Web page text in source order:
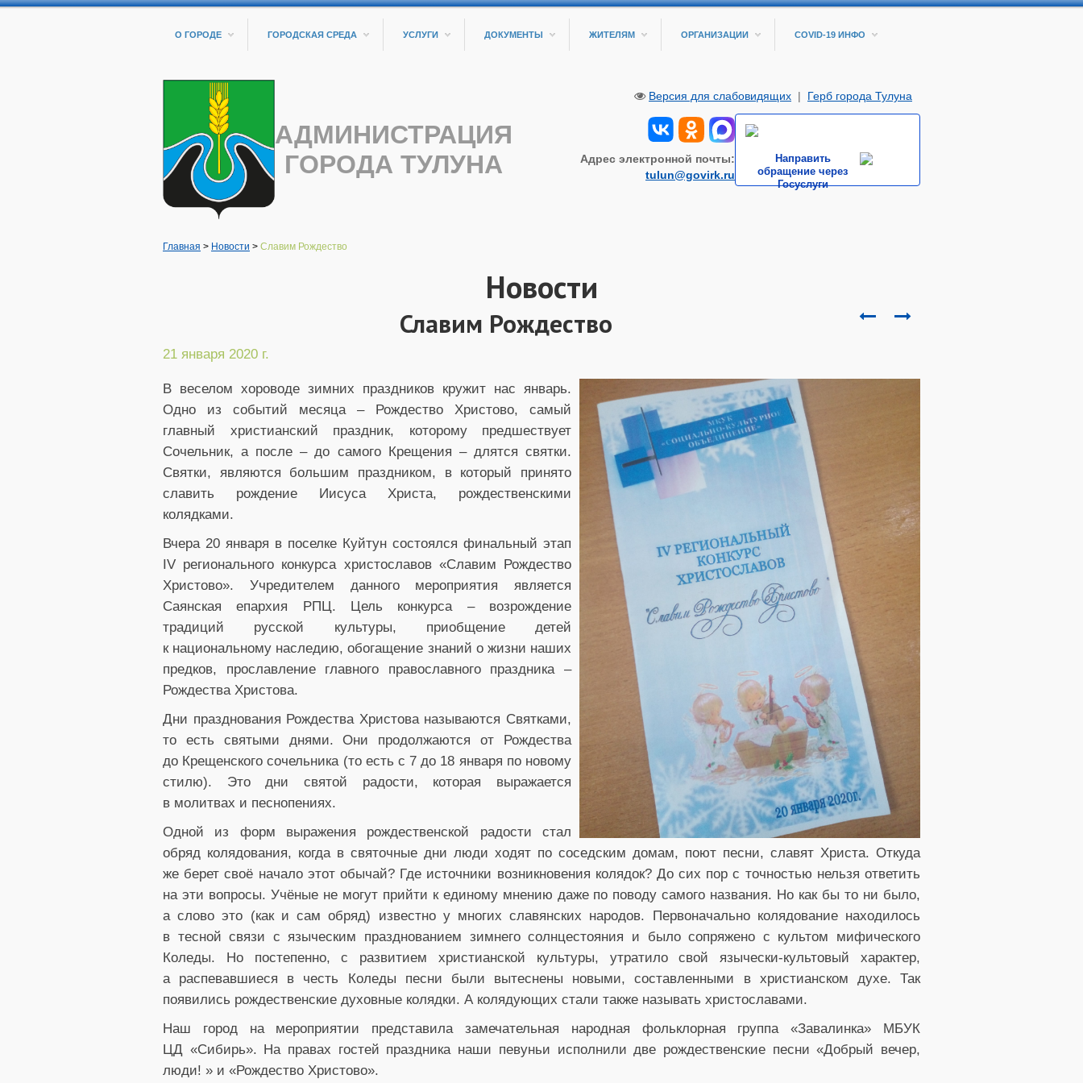
О ГОРОДЕ ГОРОДСКАЯ СРЕДА УСЛУГИ ДОКУМЕНТЫ ЖИТЕЛЯМ ОРГАНИЗАЦИИ COVID-19 ИНФО
АДМИНИСТРАЦИЯ
ГОРОДА ТУЛУНА
Адрес электронной почты:
tulun@govirk.ru
Направить
обращение через
Госуслуги
Версия для слабовидящих | Герб города Тулуна
Главная > Новости > Славим Рождество
Новости
Славим Рождество
21 января 2020 г.
В веселом хороводе зимних праздников кружит нас январь.
Одно из событий месяца – Рождество Христово, самый
главный христианский праздник, которому предшествует
Сочельник, а после – до самого Крещения – длятся святки.
Святки, являются большим праздником, в который принято
славить рождение Иисуса Христа, рождественскими
колядками.
Вчера 20 января в поселке Куйтун состоялся финальный этап
IV регионального конкурса христославов «Славим Рождество
Христово». Учредителем данного мероприятия является
Саянская епархия РПЦ. Цель конкурса – возрождение
традиций русской культуры, приобщение детей
к национальному наследию, обогащение знаний о жизни наших
предков, прославление главного православного праздника –
Рождества Христова.
Дни празднования Рождества Христова называются Святками,
то есть святыми днями. Они продолжаются от Рождества
до Крещенского сочельника (то есть с 7 до 18 января по новому
стилю). Это дни святой радости, которая выражается
в молитвах и песнопениях.
Одной из форм выражения рождественской радости стал
обряд колядования, когда в святочные дни люди ходят по соседским домам, поют песни, славят Христа. Откуда
же берет своё начало этот обычай? Где источники возникновения колядок? До сих пор с точностью нельзя ответить
на эти вопросы. Учёные не могут прийти к единому мнению даже по поводу самого названия. Но как бы то ни было,
а слово это (как и сам обряд) известно у многих славянских народов. Первоначально колядование находилось
в тесной связи с языческим празднованием зимнего солнцестояния и было сопряжено с культом мифического
Коледы. Но постепенно, с развитием христианской культуры, утратило свой язычески-культовый характер,
а распевавшиеся в честь Коледы песни были вытеснены новыми, составленными в христианском духе. Так
появились рождественские духовные колядки. А колядующих стали также называть христославами.
Наш город на мероприятии представила замечательная народная фольклорная группа «Завалинка» МБУК
ЦД «Сибирь». На правах гостей праздника наши певуньи исполнили две рождественские песни «Добрый вечер,
люди! » и «Рождество Христово».